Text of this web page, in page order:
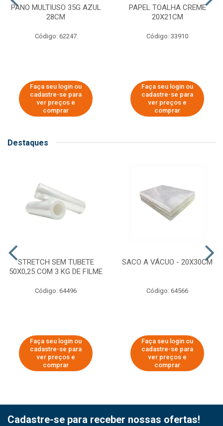
PANO MULTIUSO 35G AZUL
28CM
Código: 62247
Faça seu login ou
cadastre-se para
ver preços e
comprar
PAPEL TOALHA CREME
20X21CM
Código: 33910
Faça seu login ou
cadastre-se para
ver preços e
comprar
Destaques
STRETCH SEM TUBETE
50X0,25 COM 3 KG DE FILME
Código: 64496
Faça seu login ou
cadastre-se para
ver preços e
comprar
SACO A VÁCUO - 20X30CM
Código: 64566
Faça seu login ou
cadastre-se para
ver preços e
comprar
Cadastre-se para receber nossas ofertas!